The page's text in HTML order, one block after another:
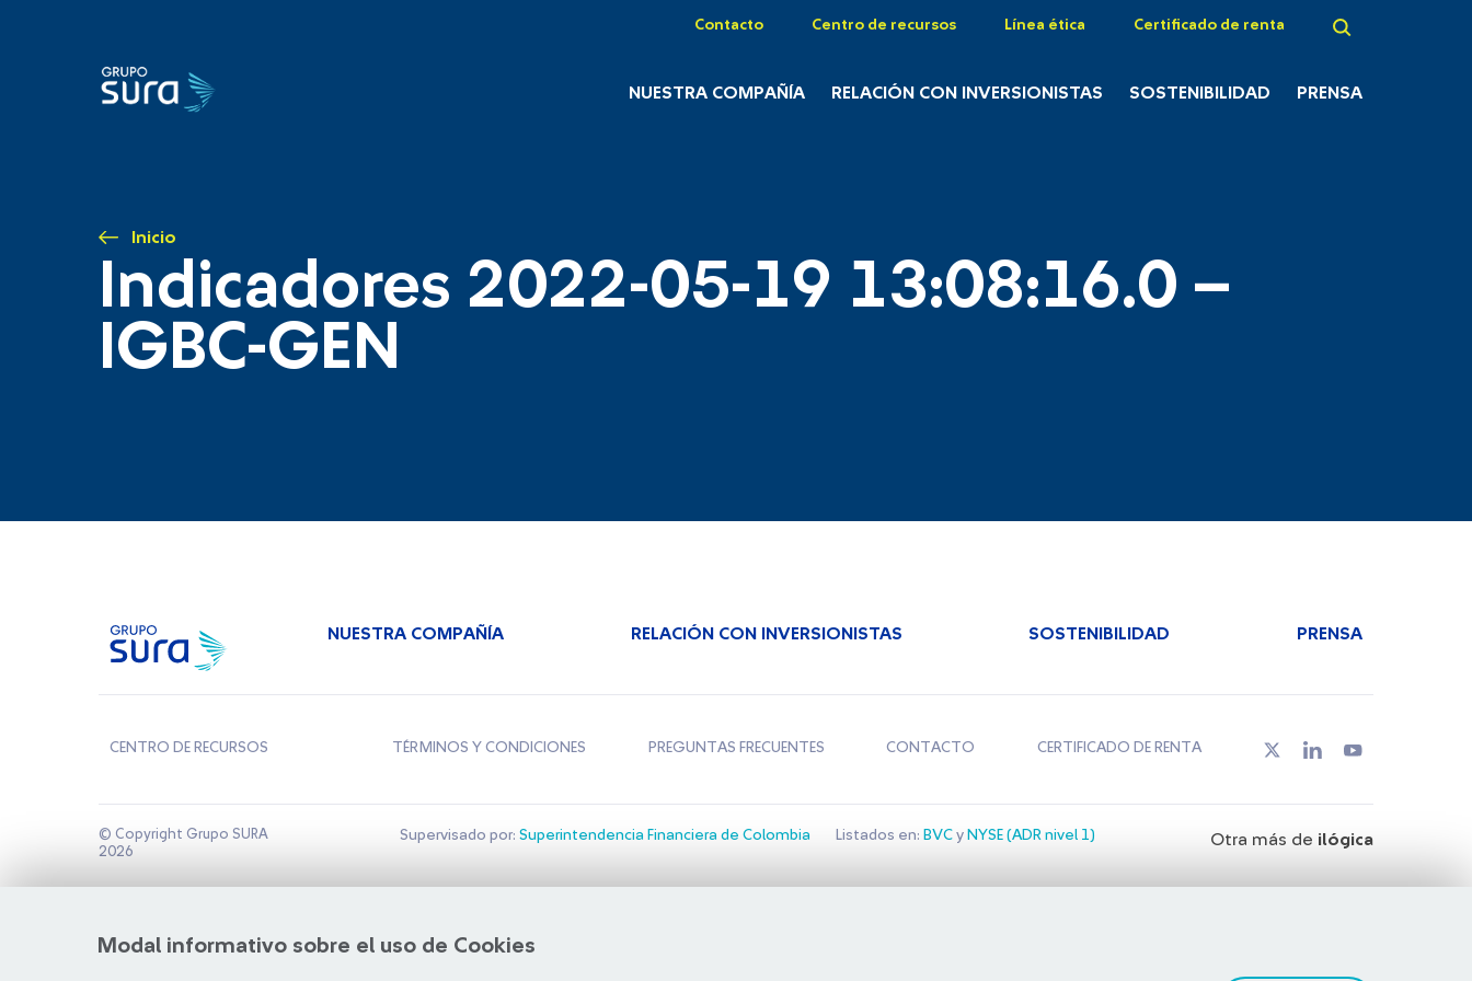
Contacto Centro de recursos Línea ética Certificado de renta
NUESTRA COMPAÑÍA RELACIÓN CON INVERSIONISTAS SOSTENIBILIDAD PRENSA
Inicio
Indicadores 2022-05-19 13:08:16.0 –
IGBC-GEN
Modal informativo sobre el uso de Cookies
NUESTRA COMPAÑÍA RELACIÓN CON INVERSIONISTAS SOSTENIBILIDAD PRENSA
CENTRO DE RECURSOS TÉRMINOS Y CONDICIONES PREGUNTAS FRECUENTES CONTACTO CERTIFICADO DE RENTA
© Copyright Grupo SURA
2026
Supervisado por: Superintendencia Financiera de Colombia Listados en: BVCy NYSE (ADR nivel 1) Otra más de ilógica